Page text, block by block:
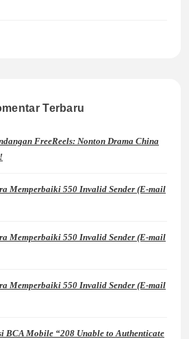
Terbaru
FreeReels: Nonton Drama China
Memperbaiki 550 Invalid Sender (E-mail
Memperbaiki 550 Invalid Sender (E-mail
Memperbaiki 550 Invalid Sender (E-mail
BCA Mobile “208 Unable to Authenticate